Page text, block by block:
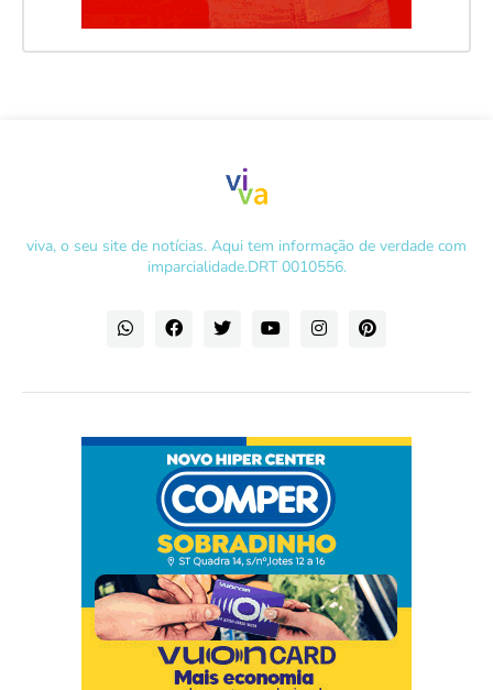
viva, o seu site de notícias. Aqui tem informação de verdade com
imparcialidade.DRT 0010556.